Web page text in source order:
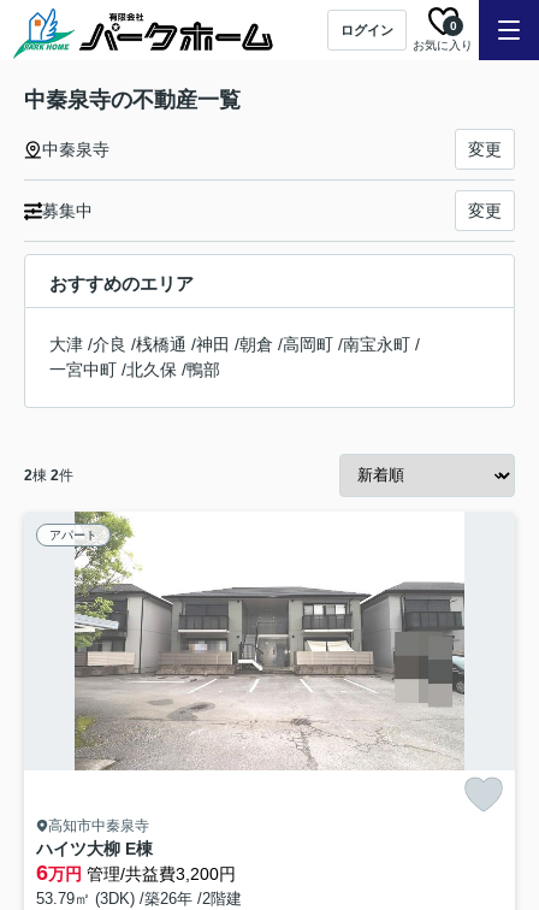
ログイン
お気に入り
0
中秦泉寺の不動産一覧
中秦泉寺 変更
募集中 変更
おすすめのエリア
大津 /介良 /桟橋通 /神田 /朝倉 /高岡町 /南宝永町 /
一宮中町 /北久保 /鴨部
2棟 2件
アパート
高知市中秦泉寺
ハイツ大柳 E棟
6万円 管理/共益費3,200円
53.79㎡ (3DK) /築26年 /2階建